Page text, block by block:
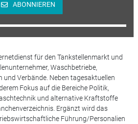
ABONNIEREN
für den Tankstellenmarkt und
Waschbetriebe,
und Verbände. Neben tagesaktuellen
Fokus auf die Bereiche Politik,
und alternative Kraftstoffe
Ergänzt wird das
Führung/Personalien